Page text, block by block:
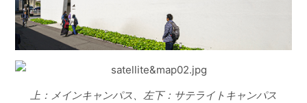
上：メインキャンパス、左下：サテライトキャンパス